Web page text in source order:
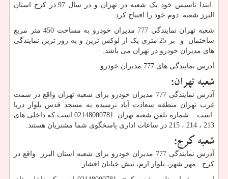
ابتدا تاسیس خود یک شعبه در تهران و در سال 97 در کرج استان
البرز شعبه دوم خود را افتتاح کرد.
شعبه تهران نمایندگی 777 مدیران خودرو به مساحت 450 متر مربع
ساختمان و بر 25 متری یک از لوکس ترین و به روز ترین نمایندگی
های مدیران خودرو در تهران می باشد.
آدرس نمایندگی های 777 مدیران خودرو:
شعبه تهران:
آدرس نمایندگی 777 مدیران خودرو برای شعبه تهران واقع در سمت
غرب تهران منطقه سعادت آباد نرسیده به مسجد قدس بلوار دریا
است . شماره تلفن شعبه تهران 02148000781 است که داخلی های
213 ، 214 ، 215 در ساعات اداری پاسخگوی شما مشتریان هستند.
شعبه کرج:
آدرس نمایندگی 777 مدیران خودرو برای شعبه استان البرز واقع در
کرج: مهر شهر، بلوار ارم، نبش خیابان افشار